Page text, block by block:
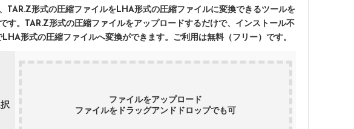
TAR.Z形式の圧縮ファイルをLHA形式の圧縮ファイルに変換できるツールを
す。
TAR.Z形式の圧縮ファイルをアップロードするだけで、インストール不
LHA形式の圧縮ファイルへ変換ができます。ご利用は無料（フリー）です。
ファイルをアップロード
ファイルをドラッグアンドドロップでも可